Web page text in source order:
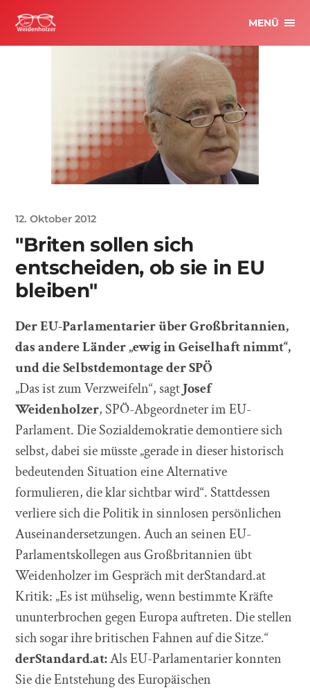
MENÜ
12. Oktober 2012
"Briten sollen sich
entscheiden, ob sie in EU
bleiben"
Der EU-Parlamentarier über Großbritannien,
das andere Länder „ewig in Geiselhaft nimmt“,
und die Selbstdemontage der SPÖ
„Das ist zum Verzweifeln“, sagtJosef
Weidenholzer, SPÖ-Abgeordneter im EU-
Parlament. Die Sozialdemokratie demontiere sich
selbst, dabei sie müsste „gerade in dieser historisch
bedeutenden Situation eine Alternative
formulieren, die klar sichtbar wird“. Stattdessen
verliere sich die Politik in sinnlosen persönlichen
Auseinandersetzungen. Auch an seinen EU-
Parlamentskollegen aus Großbritannien übt
Weidenholzer im Gespräch mit derStandard.at
Kritik: „Es ist mühselig, wenn bestimmte Kräfte
ununterbrochen gegen Europa auftreten. Die stellen
sich sogar ihre britischen Fahnen auf die Sitze.“
derStandard.at:Als EU-Parlamentarier konnten
Sie die Entstehung des Europäischen